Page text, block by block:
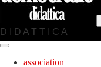
D I D A T T I C A
association